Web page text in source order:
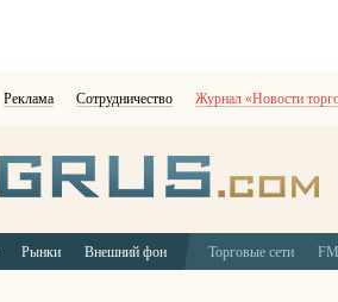
Реклама Сотрудничество Журнал «Новости
Рынки Внешний фон Торговые сети